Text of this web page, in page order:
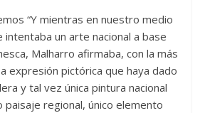
“Y mientras en nuestro medio
un arte nacional a base
Malharro afirmaba, con la más
expresión pictórica que haya dado
y tal vez única pintura nacional
paisaje regional, único elemento